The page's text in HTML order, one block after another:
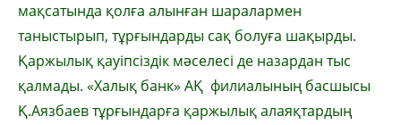
мақсатында қолға алынған шаралармен
таныстырып, тұрғындарды сақ болуға шақырды.
Қаржылық қауіпсіздік мәселесі де назардан тыс
қалмады. «Халық банк» АҚ филиалының басшысы
Қ.Аязбаев тұрғындарға қаржылық алаяқтардың